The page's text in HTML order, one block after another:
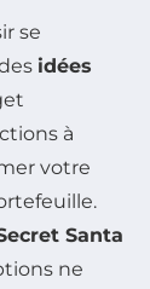
se
idées
à
votre
Santa
ne